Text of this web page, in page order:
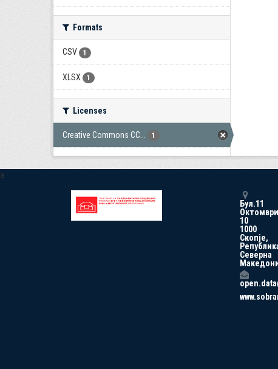
Formats
CSV 1
XLSX 1
Licenses
Creative Commons CC... 1
a
Бул.11
Октомври
10
1000
Скопје,
Северна